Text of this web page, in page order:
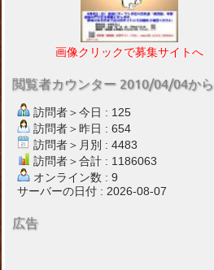
画像クリックで募集サイトへ
閲覧者カウンター 2010/04/04から
訪問者＞今日 : 125
訪問者＞昨日 : 654
訪問者＞月別 : 4483
訪問者＞合計 : 1186063
オンライン数 : 9
サーバーの日付 : 2026-08-07
広告